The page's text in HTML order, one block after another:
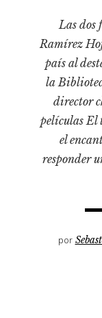
Libros usados
Literatura
Medioambiente
Narrativas visuales
Pensamiento
Pensamiento
Relecturas
Las dos
Ramírez
país al
la
director
películas El
el
responder
por